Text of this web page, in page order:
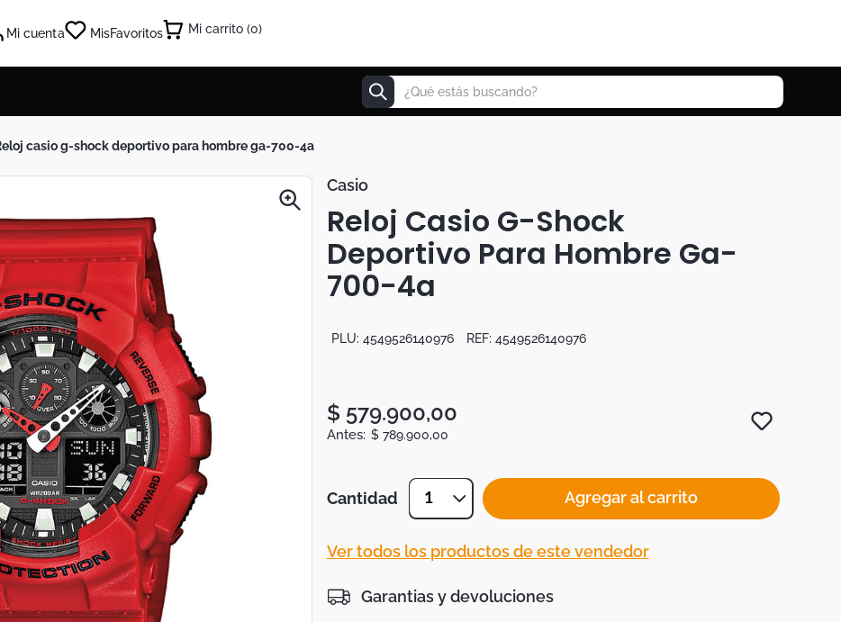
Mi cuenta MisFavoritos 0
¿Qué estás buscando?
reloj casio g-shock deportivo para hombre ga-700-4a
Casio
Reloj Casio G-Shock
Deportivo Para Hombre Ga-
700-4a
PLU: 4549526140976 REF: 4549526140976
$ 579.900,00
$ 789.900,00
Cantidad 1 Agregar al carrito
Ver todos los productos de este vendedor
Garantias y devoluciones